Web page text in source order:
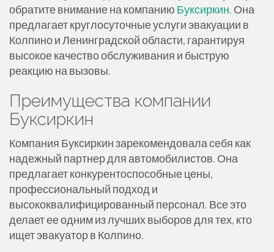
обратите внимание на компанию Буксиркин. Она
предлагает круглосуточные услуги эвакуации в
Колпино и Ленинградской области, гарантируя
высокое качество обслуживания и быструю
реакцию на вызовы.
Преимущества компании
Буксиркин
Компания Буксиркин зарекомендовала себя как
надежный партнер для автомобилистов. Она
предлагает конкурентоспособные цены,
профессиональный подход и
высококвалифицированный персонал. Все это
делает ее одним из лучших выборов для тех, кто
ищет эвакуатор в Колпино.